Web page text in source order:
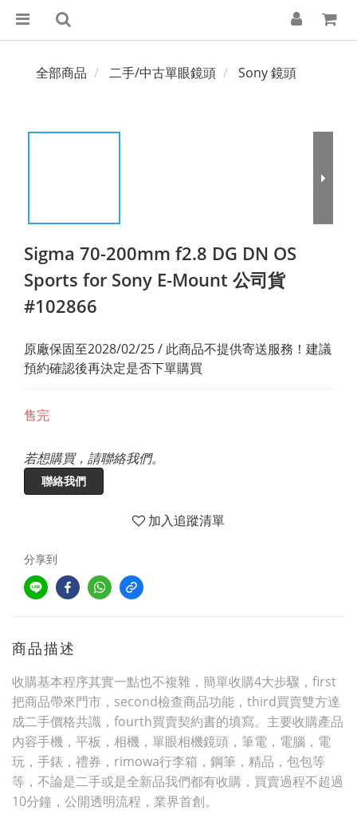
全部商品 二手/中古單眼鏡頭 Sony 鏡頭
Sigma 70-200mm f2.8 DG DN OS
Sports for Sony E-Mount 公司貨
#102866
原廠保固至2028/02/25 / 此商品不提供寄送服務！建議
預約確認後再決定是否下單購買
售完
若想購買，請聯絡我們。
聯絡我們
加入追蹤清單
分享到
商品描述
收購基本程序其實一點也不複雜，簡單收購4大步驟，first
把商品帶來門市，second檢查商品功能，third買賣雙方達
成二手價格共識，fourth買賣契約書的填寫。主要收購產品
內容手機，平板，相機，單眼相機鏡頭，筆電，電腦，電
玩，手錶，禮券，rimowa行李箱，鋼筆，精品，包包等
等，不論是二手或是全新品我們都有收購，買賣過程不超過
10分鐘，公開透明流程，業界首創。